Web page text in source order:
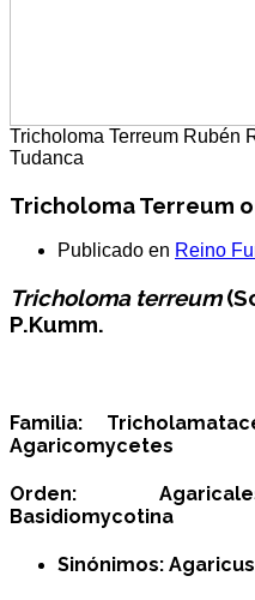
Tricholoma Terreum Rubén
Tudanca
Tricholoma Terreum
Publicado en Reino
Tricholoma terreum
P.Kumm.
Familia:
Agaricomycetes
Orden:
Basidiomycotina
Sinónimos: